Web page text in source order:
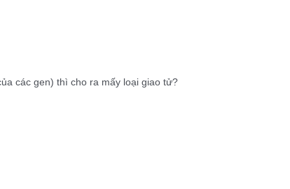
các gen) thì cho ra mấy loại giao tử?